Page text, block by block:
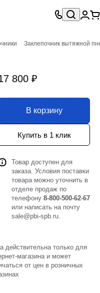
Заклепочник вытяжной
800 ₽
В корзину
Купить в 1 клик
Товар доступен для
заказа. Условия поставки
товара можно уточнить в
отделе продаж по
телефону 8-800-500-62-67
или написать на почту
sale@pbi-spb.ru.
действительна только для
магазина и может
от цен в розничных